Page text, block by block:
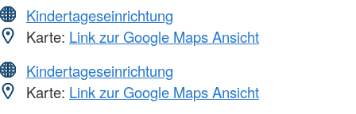
Kindertageseinrichtung
Karte: Link zur Google Maps Ansicht
Kindertageseinrichtung
Karte: Link zur Google Maps Ansicht